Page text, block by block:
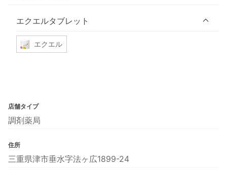
エクエルタブレット
エクエル
店舗タイプ
調剤薬局
住所
三重県津市垂水字法ヶ広1899-24